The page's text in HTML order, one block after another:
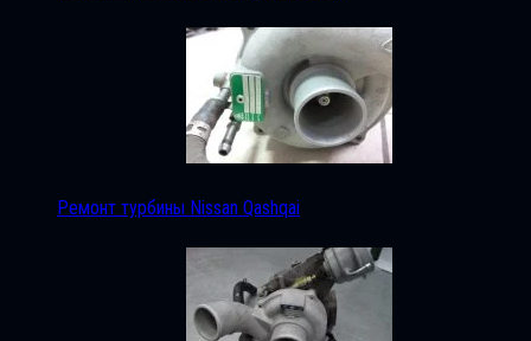
Ремонт турбины Nissan Qashqai